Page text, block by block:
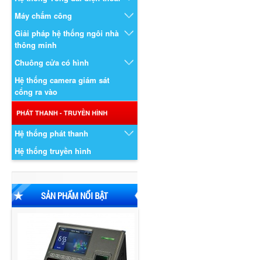
Máy chấm công
Giải pháp hệ thống ngôi nhà
thông minh
Chuông cửa có hình
Hệ thống camera giám sát
cổng ra vào
PHÁT THANH - TRUYỀN HÌNH
Hệ thống phát thanh
Hệ thống truyền hình
SẢN PHẨM NỔI BẬT